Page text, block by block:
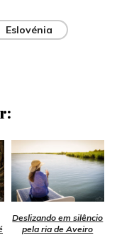
Eslovénia
Deslizando em silêncio
pela ria de Aveiro